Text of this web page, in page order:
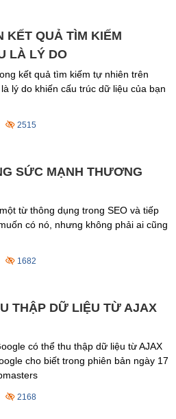
KẾT QUẢ TÌM KIẾM
LÀ LÝ DO
kết quả tìm kiếm tự nhiên trên
lý do khiến cấu trúc dữ liệu của bạn
2515
SỨC MẠNH THƯƠNG
từ thông dụng trong SEO và tiếp
có nó, nhưng không phải ai cũng
1682
THẬP DỮ LIỆU TỪ AJAX
có thể thu thập dữ liệu từ AJAX
cho biết trong phiên bản ngày 17
2168